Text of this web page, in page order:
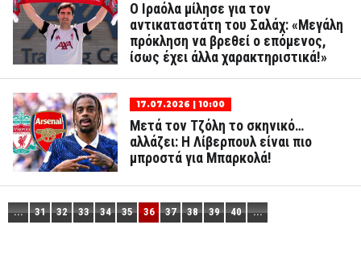
Ο Ιραόλα μίλησε για τον
αντικαταστάτη του Σαλάχ: «Μεγάλη
πρόκληση να βρεθεί ο επόμενος,
ίσως έχει άλλα χαρακτηριστικά!»
17.07.2026 | 10:00
Μετά τον Τζόλη το σκηνικό…
αλλάζει: Η Λίβερπουλ είναι πιο
μπροστά για Μπαρκολά!
... 31 32 33 34 35 36 37 38 39 40 ...